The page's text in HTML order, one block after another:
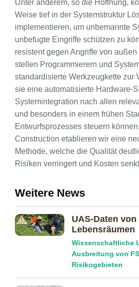
Unter anderem, so die Hoffnung,
Weise tief in der Systemstruktur
implementieren, um unbemannte
unbefugte Eingriffe schützen zu
resistent gegen Angriffe von außen
stellen Programmierern und
standardisierte Werkzeugkette zur
sie eine automatisierte Hardware-
Systemintegration nach allen
und besonders in einem frühen
Entwurfsprozesses steuern
Construction etablieren wir eine
Methode, welche die Qualität
Risiken verringert und Kosten
Weitere News
UAS-Daten von
Lebensräumen
Wissenschaftliche
Ausbreitung von
Risikogebieten